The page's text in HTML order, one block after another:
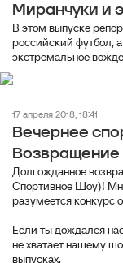
Миранчуки и
В этом выпуске
российский футбол,
экстремальное
17 апреля 2018, 18:41
Вечернее
Возвращение
Долгожданное
Спортивное Шоу)!
разумеется конкурс
Если ты дождался
не хватает нашему
выпусках.